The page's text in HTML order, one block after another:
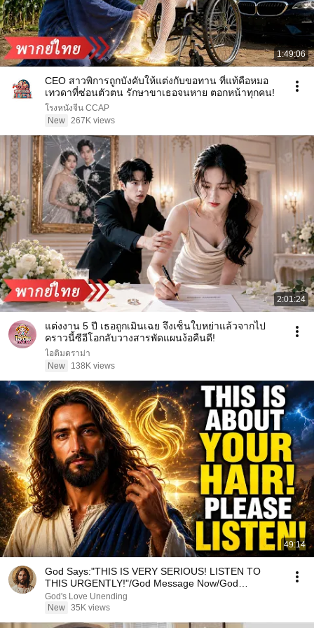
1:49:06
CEO สาวพิการถูกบังคับให้แต่งกับขอทาน ที่แท้คือหมอ
เทวดาที่ซ่อนตัวตน รักษาขาเธอจนหาย ตอกหน้าทุกคน!
โรงหนังจีน CCAP
New 267K views
2:01:24
แต่งงาน 5 ปี เธอถูกเมินเฉย จึงเซ็นใบหย่าแล้วจากไป
คราวนี้ซีอีโอกลับวางสารพัดแผนง้อคืนดี!
ไอติมดราม่า
New
138K views
49:14
God Says:"THIS IS VERY SERIOUS! LISTEN TO
THIS URGENTLY!"/God Message Now/God
Message
God's Love Unending
New 35K views